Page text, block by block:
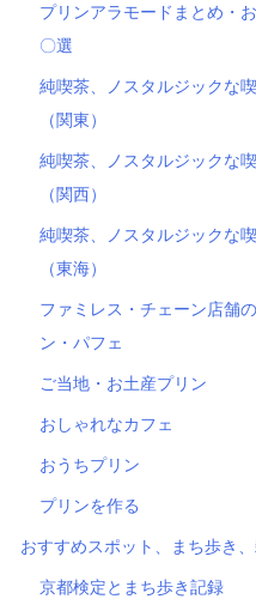
プリンアラモードまとめ・
〇選
純喫茶、ノスタルジックな
（関東）
純喫茶、ノスタルジックな
（関西）
純喫茶、ノスタルジックな
（東海）
ファミレス・チェーン店舗
ン・パフェ
ご当地・お土産プリン
おしゃれなカフェ
おうちプリン
プリンを作る
おすすめスポット、まち歩き
京都検定とまち歩き記録